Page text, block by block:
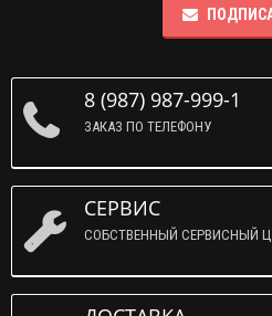
8 (987) 987-999-1
ЗАКАЗ ПО ТЕЛЕФОНУ
СЕРВИС
СОБСТВЕННЫЙ СЕРВИСНЫЙ